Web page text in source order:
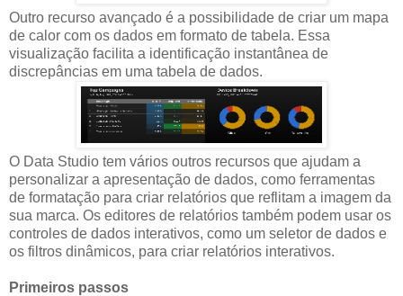
Outro recurso avançado é a possibilidade de criar um mapa
de calor com os dados em formato de tabela. Essa
visualização facilita a identificação instantânea de
discrepâncias em uma tabela de dados.
O Data Studio tem vários outros recursos que ajudam a
personalizar a apresentação de dados, como ferramentas
de formatação para criar relatórios que reflitam a imagem da
sua marca. Os editores de relatórios também podem usar os
controles de dados interativos, como um seletor de dados e
os filtros dinâmicos, para criar relatórios interativos.
Primeiros passos